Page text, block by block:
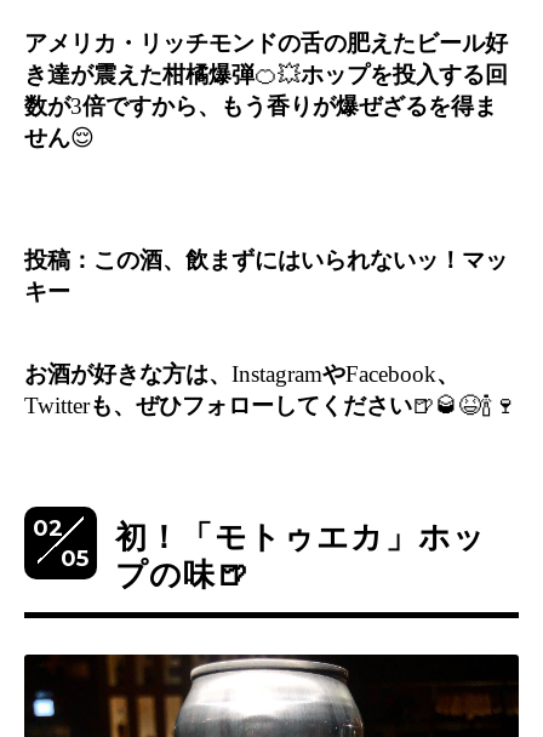
アメリカ・リッチモンドの舌の肥えたビール好
き達が震えた柑橘爆弾🍊💥ホップを投入する回
数が3倍ですから、もう香りが爆ぜざるを得ま
せん😌
投稿：この酒、飲まずにはいられないッ！マッ
キー
お酒が好きな方は、 InstagramやFacebook、
Twitterも、ぜひフォローしてください🍺🥃😆🍾🍷
02
05
初！「モトゥエカ」ホッ
プの味🍺